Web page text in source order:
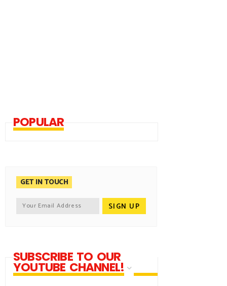
POPULAR
GET IN TOUCH
SUBSCRIBE TO OUR
YOUTUBE CHANNEL!